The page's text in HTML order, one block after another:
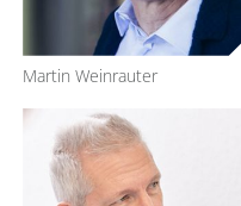
Martin Weinrauter